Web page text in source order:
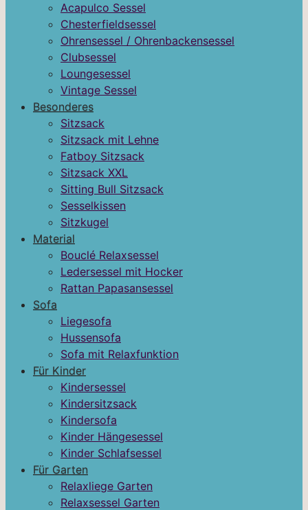
Acapulco Sessel
Chesterfieldsessel
Ohrensessel / Ohrenbackensessel
Clubsessel
Loungesessel
Vintage Sessel
Besonderes
Sitzsack
Sitzsack mit Lehne
Fatboy Sitzsack
Sitzsack XXL
Sitting Bull Sitzsack
Sesselkissen
Sitzkugel
Material
Bouclé Relaxsessel
Ledersessel mit Hocker
Rattan Papasansessel
Sofa
Liegesofa
Hussensofa
Sofa mit Relaxfunktion
Für Kinder
Kindersessel
Kindersitzsack
Kindersofa
Kinder Hängesessel
Kinder Schlafsessel
Für Garten
Relaxliege Garten
Relaxsessel Garten